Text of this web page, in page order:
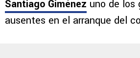
Santiago Giménez uno de los
ausentes en el arranque del